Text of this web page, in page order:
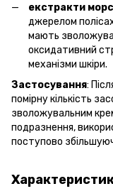
екстракти
джерелом
мають
оксидативний
механізми шкіри.
Застосування:
помірну кількість
зволожувальним
подразнення,
поступово